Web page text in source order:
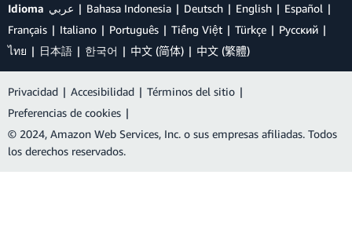
Idioma عربي Bahasa Indonesia Deutsch English
Español
Français
Italiano Português Tiếng Việt Türkçe
Ρусский
ไทย
日本語 한국어 中文 (简体) 中文 (繁體)
Privacidad | Accesibilidad | Términos del sitio |
Preferencias de cookies |
© 2024, Amazon Web Services, Inc. o sus empresas afiliadas. Todos
los derechos reservados.